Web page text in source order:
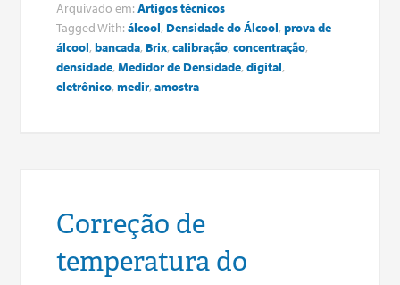
Arquivado em:Artigos técnicos
Tagged With:álcool, Densidade do Álcool,prova de
álcool,bancada, Brix,calibração,concentração,
densidade,Medidor de Densidade,digital,
eletrônico,medir,amostra
Correção de
temperatura do